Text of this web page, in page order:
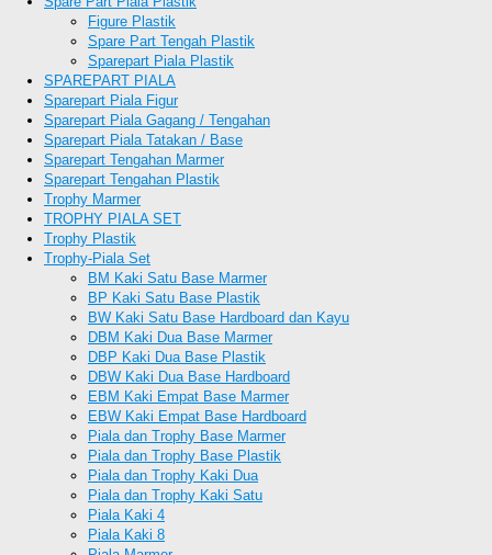
Figure Plastik
Spare Part Tengah Plastik
Sparepart Piala Plastik
SPAREPART PIALA
Sparepart Piala Figur
Sparepart Piala Gagang / Tengahan
Sparepart Piala Tatakan / Base
Sparepart Tengahan Marmer
Sparepart Tengahan Plastik
Trophy Marmer
TROPHY PIALA SET
Trophy Plastik
Trophy-Piala Set
BM Kaki Satu Base Marmer
BP Kaki Satu Base Plastik
BW Kaki Satu Base Hardboard dan Kayu
DBM Kaki Dua Base Marmer
DBP Kaki Dua Base Plastik
DBW Kaki Dua Base Hardboard
EBM Kaki Empat Base Marmer
EBW Kaki Empat Base Hardboard
Piala dan Trophy Base Marmer
Piala dan Trophy Base Plastik
Piala dan Trophy Kaki Dua
Piala dan Trophy Kaki Satu
Piala Kaki 4
Piala Kaki 8